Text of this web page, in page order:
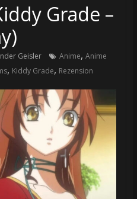
Grade –
Geisler Anime, Anime
, Kiddy Grade, Rezension